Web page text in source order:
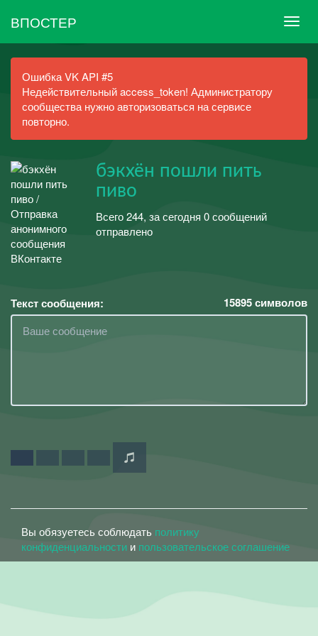
ВПОСТЕР
Ошибка VK API #5
Недействительный access_token! Администратору
сообщества нужно авторизоваться на сервисе
повторно.
бэкхён пошли пить
пиво
Всего 244, за сегодня 0 сообщений
отправлено
Текст сообщения: 15895символов
Вы обязуетесь соблюдать политику
конфиденциальности и пользовательское соглашение